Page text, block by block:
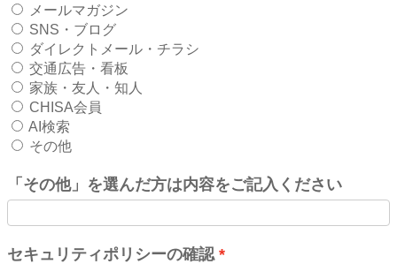
メールマガジン
SNS・ブログ
ダイレクトメール・チラシ
交通広告・看板
家族・友人・知人
CHISA会員
AI検索
その他
「その他」を選んだ方は内容をご記入ください
セキュリティポリシーの確認